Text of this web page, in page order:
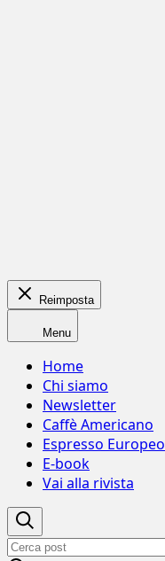
Reimposta
Menu
Home
Chi siamo
Newsletter
Caffè Americano
Espresso Europeo
E-book
Vai alla rivista